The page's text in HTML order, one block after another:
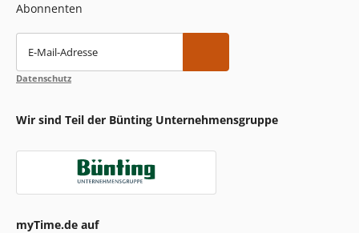
Abonnenten
E-Mail-Adresse
Datenschutz
Wir sind Teil der Bünting Unternehmensgruppe
myTime.de auf